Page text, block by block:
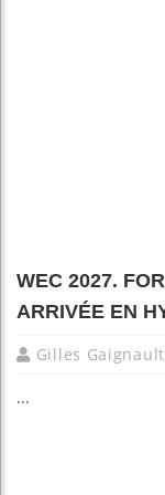
WEC 2027.
ARRIVÉE EN
Gilles Gaignault
...